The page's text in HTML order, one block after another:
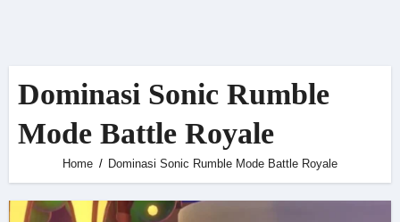
Dominasi Sonic Rumble
Mode Battle Royale
Home Dominasi Sonic Rumble Mode Battle Royale